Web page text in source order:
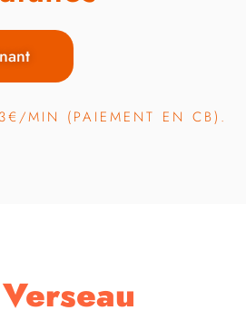
MIN (PAIEMENT EN CB).